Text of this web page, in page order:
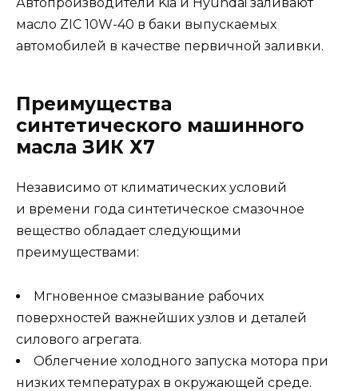
Автопроизводители Kia и Hyundai заливают
масло ZIC 10W-40 в баки выпускаемых
автомобилей в качестве первичной заливки.
Преимущества
синтетического машинного
масла ЗИК Х7
Независимо от климатических условий
и времени года синтетическое смазочное
вещество обладает следующими
преимуществами:
Мгновенное смазывание рабочих
поверхностей важнейших узлов и деталей
силового агрегата.
Облегчение холодного запуска мотора при
низких температурах в окружающей среде.